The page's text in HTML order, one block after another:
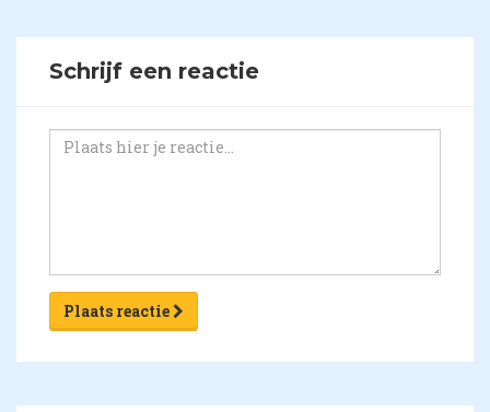
Schrijf een reactie
Plaats reactie